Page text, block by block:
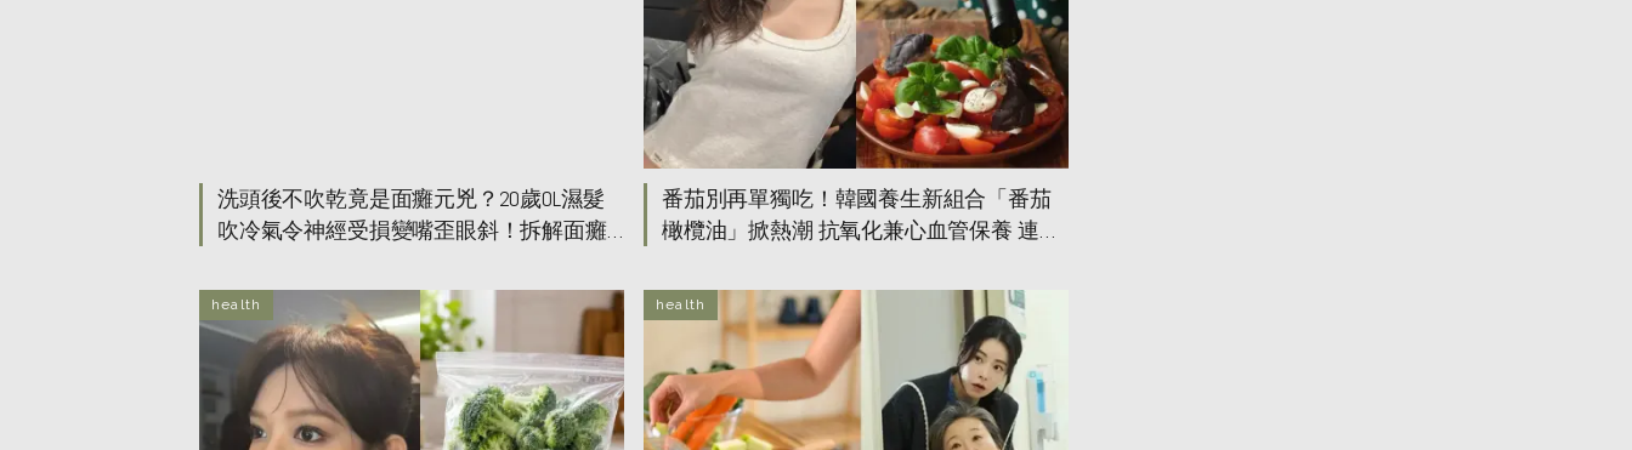
洗頭後不吹乾竟是面癱元兇？20歲OL濕髮
吹冷氣令神經受損變嘴歪眼斜！拆解面癱
番茄別再單獨吃！韓國養生新組合「番茄
橄欖油」掀熱潮 抗氧化兼心血管保養 連凍
health health